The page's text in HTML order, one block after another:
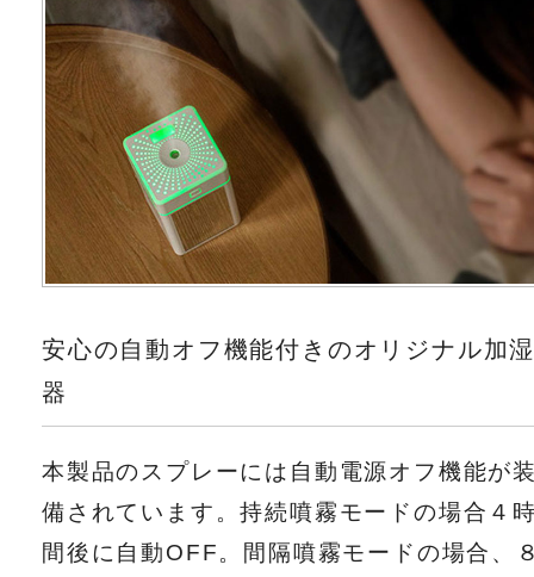
安心の自動オフ機能付きのオリジナル加
器
本製品のスプレーには自動電源オフ機能が
備されています。持続噴霧モードの場合４
間後に自動OFF。間隔噴霧モードの場合、